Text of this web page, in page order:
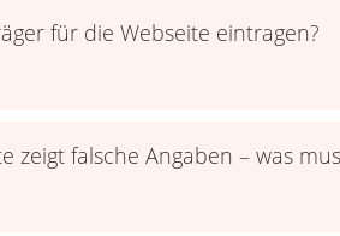
für die Webseite eintragen?
zeigt falsche Angaben – was